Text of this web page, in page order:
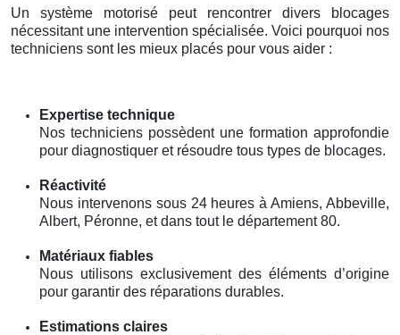
Un système motorisé peut rencontrer divers blocages
nécessitant une intervention spécialisée. Voici pourquoi nos
techniciens sont les mieux placés pour vous aider :
Expertise technique
Nos techniciens possèdent une formation approfondie
pour diagnostiquer et résoudre tous types de blocages.
Réactivité
Nous intervenons sous 24 heures à Amiens, Abbeville,
Albert, Péronne, et dans tout le département 80.
Matériaux fiables
Nous utilisons exclusivement des éléments d’origine
pour garantir des réparations durables.
Estimations claires